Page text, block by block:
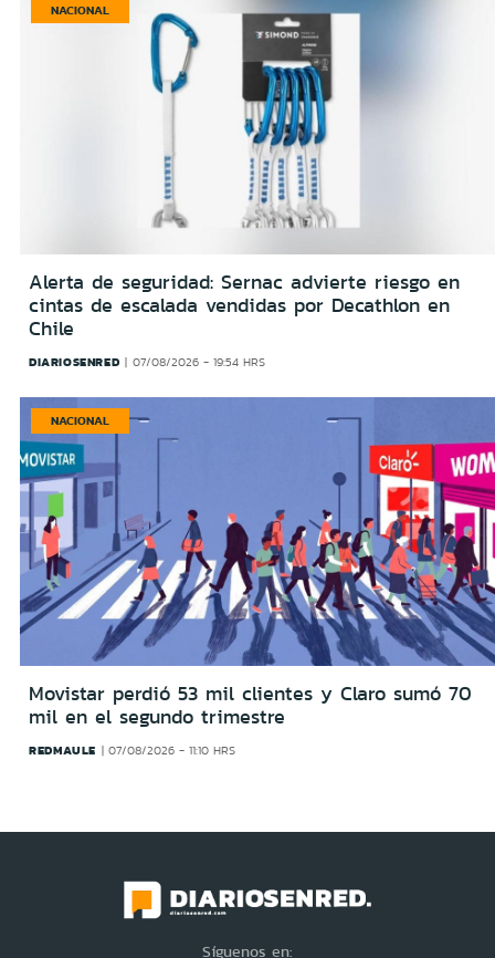
NACIONAL
Alerta de seguridad: Sernac advierte riesgo en
cintas de escalada vendidas por Decathlon en
Chile
DIARIOSENRED 07/08/2026 - 19:54 HRS
NACIONAL
Movistar perdió 53 mil clientes y Claro sumó 70
mil en el segundo trimestre
REDMAULE 07/08/2026 - 11:10 HRS
Síguenos en: